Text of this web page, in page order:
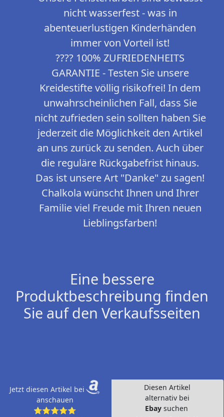
nicht wasserfest - was in
abenteuerlustigen Kinderhänden
immer von Vorteil ist!
???? 100% ZUFRIEDENHEITS
GARANTIE - Testen Sie unsere
Kreidestifte völlig risikofrei! In dem
unwahrscheinlichen Fall, dass Sie
nicht zufrieden sein sollten haben Sie
jederzeit die Möglichkeit den Artikel
an uns zurück zu senden. Auch über
die reguläre Rückgabefrist hinaus.
Das ist unsere Art "Danke" zu sagen!
Chalkola wünscht Ihnen und Ihrer
Familie viel Freude mit Ihren neuen
Lieblingsfarben!
Eine bessere
Produktbeschreibung finden
Sie auf den Verkaufsseiten
Jetzt diesen Artikel bei
anschauen
⭐⭐⭐⭐⭐
Diesen Artikel
alternativ bei
Ebay suchen